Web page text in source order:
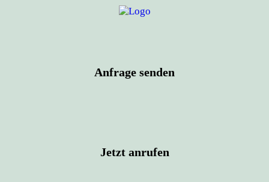
Anfrage senden
Jetzt anrufen